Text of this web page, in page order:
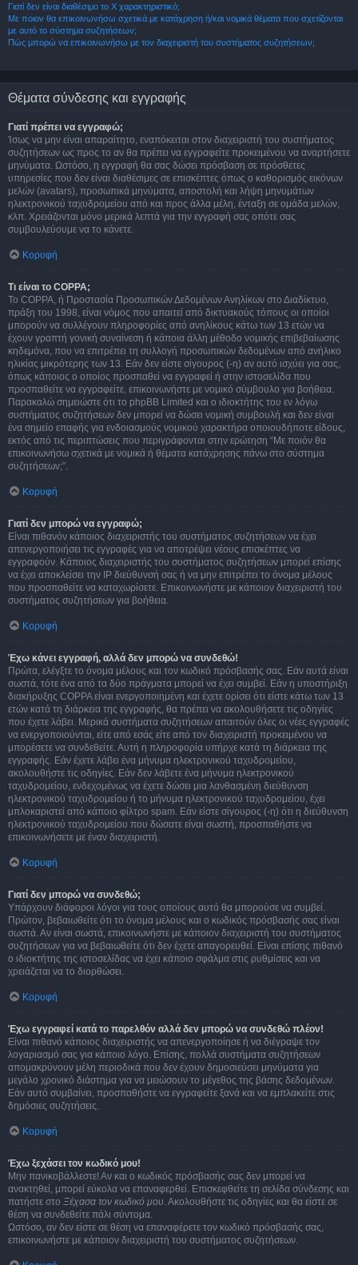
Γιατί δεν είναι διαθέσιμο το Χ χαρακτηριστικό;
Με ποιον θα επικοινωνήσω σχετικά με κατάχρηση ή/και νομικά θέματα που σχετίζονται
με αυτό το σύστημα συζητήσεων;
Πώς μπορώ να επικοινωνήσω με τον διαχειριστή του συστήματος συζητήσεων;
Θέματα σύνδεσης και εγγραφής
Γιατί πρέπει να εγγραφώ;
Ίσως να μην είναι απαραίτητο, εναπόκειται στον διαχειριστή του συστήματος
συζητήσεων ως προς το αν θα πρέπει να εγγραφείτε προκειμένου να αναρτήσετε
μηνύματα. Ωστόσο, η εγγραφή θα σας δώσει πρόσβαση σε πρόσθετες
υπηρεσίες που δεν είναι διαθέσιμες σε επισκέπτες όπως ο καθορισμός εικόνων
μελών (avatars), προσωπικά μηνύματα, αποστολή και λήψη μηνυμάτων
ηλεκτρονικού ταχυδρομείου από και προς άλλα μέλη, ένταξη σε ομάδα μελών,
κλπ. Χρειάζονται μόνο μερικά λεπτά για την εγγραφή σας οπότε σας
συμβουλεύουμε να το κάνετε.
Κορυφή
Τι είναι το COPPA;
Το COPPA, ή Προστασία Προσωπικών Δεδομένων Ανηλίκων στο Διαδίκτυο,
πράξη του 1998, είναι νόμος που απαιτεί από δικτυακούς τόπους οι οποίοι
μπορούν να συλλέγουν πληροφορίες από ανηλίκους κάτω των 13 ετών να
έχουν γραπτή γονική συναίνεση ή κάποια άλλη μέθοδο νομικής επιβεβαίωσης
κηδεμόνα, που να επιτρέπει τη συλλογή προσωπικών δεδομένων από ανήλικο
ηλικίας μικρότερης των 13. Εάν δεν είστε σίγουρος (-η) αν αυτό ισχύει για σας,
όπως κάποιος ο οποίος προσπαθεί να εγγραφεί ή στην ιστοσελίδα που
προσπαθείτε να εγγραφείτε, επικοινωνήστε με νομικό σύμβουλο για βοήθεια.
Παρακαλώ σημειώστε ότι το phpBB Limited και ο ιδιοκτήτης του εν λόγω
συστήματος συζητήσεων δεν μπορεί να δώσει νομική συμβουλή και δεν είναι
ένα σημείο επαφής για ενδοιασμούς νομικού χαρακτήρα οποιουδήποτε είδους,
εκτός από τις περιπτώσεις που περιγράφονται στην ερώτηση “Με ποιόν θα
επικοινωνήσω σχετικά με νομικά ή θέματα κατάχρησης πάνω στο σύστημα
συζητήσεων;”.
Κορυφή
Γιατί δεν μπορώ να εγγραφώ;
Είναι πιθανόν κάποιος διαχειριστής του συστήματος συζητήσεων να έχει
απενεργοποιήσει τις εγγραφές για να αποτρέψει νέους επισκέπτες να
εγγραφούν. Κάποιος διαχειριστής του συστήματος συζητήσεων μπορεί επίσης
να έχει αποκλείσει την IP διεύθυνσή σας ή να μην επιτρέπει το όνομα μέλους
που προσπαθείτε να καταχωρίσετε. Επικοινωνήστε με κάποιον διαχειριστή του
συστήματος συζητήσεων για βοήθεια.
Κορυφή
Έχω κάνει εγγραφή, αλλά δεν μπορώ να συνδεθώ!
Πρώτα, ελέγξτε το όνομα μέλους και τον κωδικό πρόσβασής σας. Εάν αυτά είναι
σωστά, τότε ένα από τα δύο πράγματα μπορεί να έχει συμβεί. Εάν η υποστήριξη
διακήρυξης COPPA είναι ενεργοποιημένη και έχετε ορίσει ότι είστε κάτω των 13
ετών κατά τη διάρκεια της εγγραφής, θα πρέπει να ακολουθήσετε τις οδηγίες
που έχετε λάβει. Μερικά συστήματα συζητήσεων απαιτούν όλες οι νέες εγγραφές
να ενεργοποιούνται, είτε από εσάς είτε από τον διαχειριστή προκειμένου να
μπορέσετε να συνδεθείτε. Αυτή η πληροφορία υπήρχε κατά τη διάρκεια της
εγγραφής. Εάν έχετε λάβει ένα μήνυμα ηλεκτρονικού ταχυδρομείου,
ακολουθήστε τις οδηγίες. Εάν δεν λάβετε ένα μήνυμα ηλεκτρονικού
ταχυδρομείου, ενδεχομένως να έχετε δώσει μια λανθασμένη διεύθυνση
ηλεκτρονικού ταχυδρομείου ή το μήνυμα ηλεκτρονικού ταχυδρομείου, έχει
μπλοκαριστεί από κάποιο φίλτρο spam. Εάν είστε σίγουρος (-η) ότι η διεύθυνση
ηλεκτρονικού ταχυδρομείου που δώσατε είναι σωστή, προσπαθήστε να
επικοινωνήσετε με έναν διαχειριστή.
Κορυφή
Γιατί δεν μπορώ να συνδεθώ;
Υπάρχουν διάφοροι λόγοι για τους οποίους αυτό θα μπορούσε να συμβεί.
Πρώτον, βεβαιωθείτε ότι το όνομα μέλους και ο κωδικός πρόσβασής σας είναι
σωστά. Αν είναι σωστά, επικοινωνήστε με κάποιον διαχειριστή του συστήματος
συζητήσεων για να βεβαιωθείτε ότι δεν έχετε απαγορευθεί. Είναι επίσης πιθανό
ο ιδιοκτήτης της ιστοσελίδας να έχει κάποιο σφάλμα στις ρυθμίσεις και να
χρειάζεται να το διορθώσει.
Κορυφή
Έχω εγγραφεί κατά το παρελθόν αλλά δεν μπορώ να συνδεθώ πλέον!
Είναι πιθανό κάποιος διαχειριστής να απενεργοποίησε ή να διέγραψε τον
λογαριασμό σας για κάποιο λόγο. Επίσης, πολλά συστήματα συζητήσεων
απομακρύνουν μέλη περιοδικά που δεν έχουν δημοσιεύσει μηνύματα για
μεγάλο χρονικό διάστημα για να μειώσουν το μέγεθος της βάσης δεδομένων.
Εάν αυτό συμβαίνει, προσπαθήστε να εγγραφείτε ξανά και να εμπλακείτε στις
δημόσιες συζητήσεις.
Κορυφή
Έχω ξεχάσει τον κωδικό μου!
Μην πανικοβάλλεστε! Αν και ο κωδικός πρόσβασής σας δεν μπορεί να
ανακτηθεί, μπορεί εύκολα να επαναφερθεί. Επισκεφθείτε τη σελίδα σύνδεσης και
πατήστε στο Ξέχασα τον κωδικό μου. Ακολουθήστε τις οδηγίες και θα είστε σε
θέση να συνδεθείτε πάλι σύντομα.
Ωστόσο, αν δεν είστε σε θέση να επαναφέρετε τον κωδικό πρόσβασής σας,
επικοινωνήστε με κάποιον διαχειριστή του συστήματος συζητήσεων.